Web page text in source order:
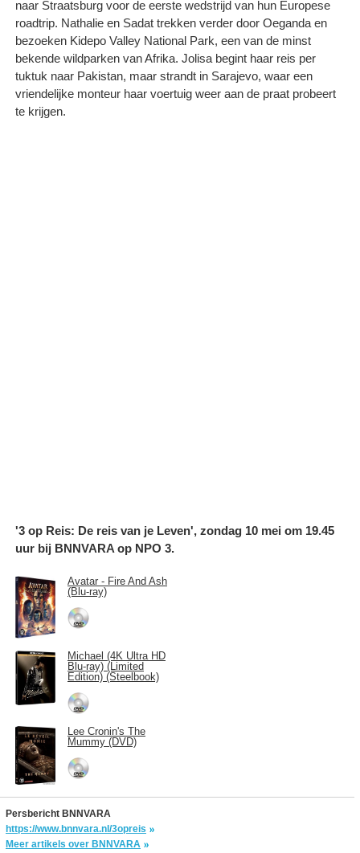
naar Straatsburg voor de eerste wedstrijd van hun Europese
roadtrip. Nathalie en Sadat trekken verder door Oeganda en
bezoeken Kidepo Valley National Park, een van de minst
bekende wildparken van Afrika. Jolisa begint haar reis per
tuktuk naar Pakistan, maar strandt in Sarajevo, waar een
vriendelijke monteur haar voertuig weer aan de praat probeert
te krijgen.
'3 op Reis: De reis van je Leven', zondag 10 mei om 19.45
uur bij BNNVARA op NPO 3.
Avatar - Fire And Ash
(Blu-ray)
Michael (4K Ultra HD
Blu-ray) (Limited
Edition) (Steelbook)
Lee Cronin's The
Mummy (DVD)
Persbericht BNNVARA
https://www.bnnvara.nl/3opreis
Meer artikels over BNNVARA